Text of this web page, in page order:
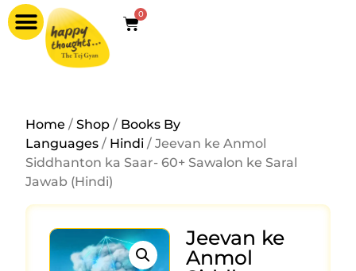
0
Home /Shop / Books By
Languages / Hindi / Jeevan ke Anmol
Siddhanton ka Saar- 60+ Sawalon ke Saral
Jawab (Hindi)
Jeevan ke
Anmol